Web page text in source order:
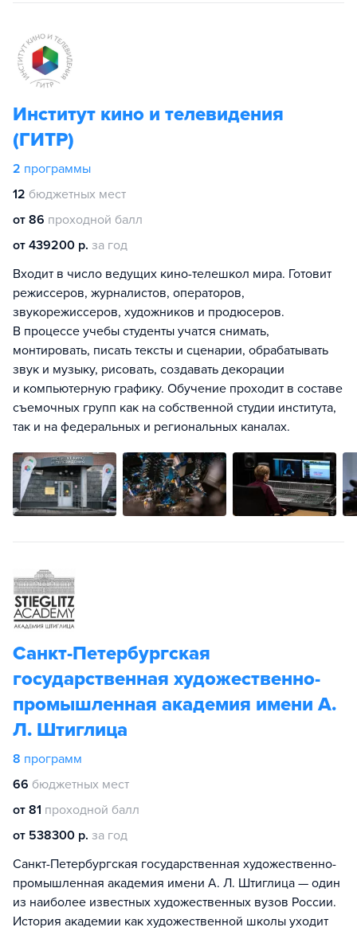
Институт кино и телевидения
(ГИТР)
2 программы
12 бюджетных мест
от 86 проходной балл
от 439200 р. за год
Входит в число ведущих кино-телешкол мира. Готовит
режиссеров, журналистов, операторов,
звукорежиссеров, художников и продюсеров.
В процессе учебы студенты учатся снимать,
монтировать, писать тексты и сценарии, обрабатывать
звук и музыку, рисовать, создавать декорации
и компьютерную графику. Обучение проходит в составе
съемочных групп как на собственной студии института,
так и на федеральных и региональных каналах.
Санкт-Петербургская
государственная художественно-
промышленная академия имени А.
Л. Штиглица
8 программ
66 бюджетных мест
от 81 проходной балл
от 538300 р. за год
Санкт-Петербургская государственная художественно-
промышленная академия имени А. Л. Штиглица — один
из наиболее известных художественных вузов России.
История академии как художественной школы уходит